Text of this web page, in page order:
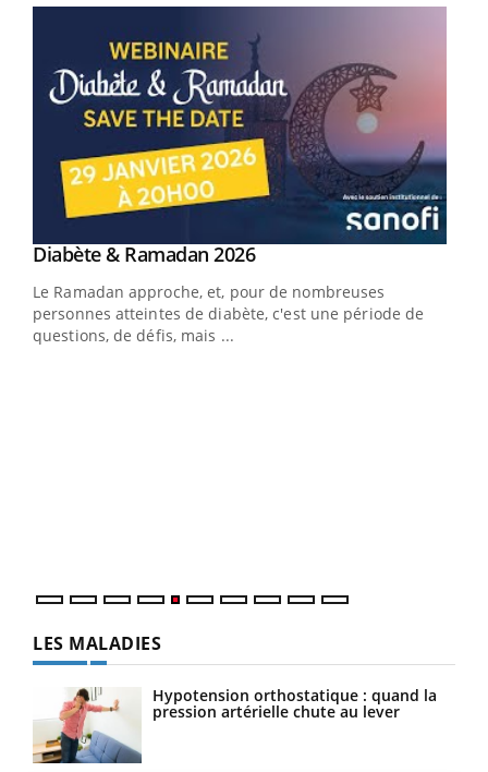
Youtube
Diabète & Ramadan 2026Youtube
Le Ramadan approche, et, pour de nombreuses
personnes atteintes de diabète, c'est une période de
questions, de défis, mais ...
LES MALADIES
Hypotension orthostatique : quand la
pression artérielle chute au lever